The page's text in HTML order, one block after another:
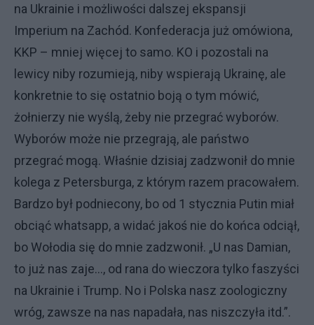
na Ukrainie i możliwości dalszej ekspansji
Imperium na Zachód. Konfederacja już omówiona,
KKP – mniej więcej to samo. KO i pozostali na
lewicy niby rozumieją, niby wspierają Ukrainę, ale
konkretnie to się ostatnio boją o tym mówić,
żołnierzy nie wyślą, żeby nie przegrać wyborów.
Wyborów może nie przegrają, ale państwo
przegrać mogą. Właśnie dzisiaj zadzwonił do mnie
kolega z Petersburga, z którym razem pracowałem.
Bardzo był podniecony, bo od 1 stycznia Putin miał
obciąć whatsapp, a widać jakoś nie do końca odciął,
bo Wołodia się do mnie zadzwonił. „U nas Damian,
to już nas zaje…, od rana do wieczora tylko faszyści
na Ukrainie i Trump. No i Polska nasz zoologiczny
wróg, zawsze na nas napadała, nas niszczyła itd.”.